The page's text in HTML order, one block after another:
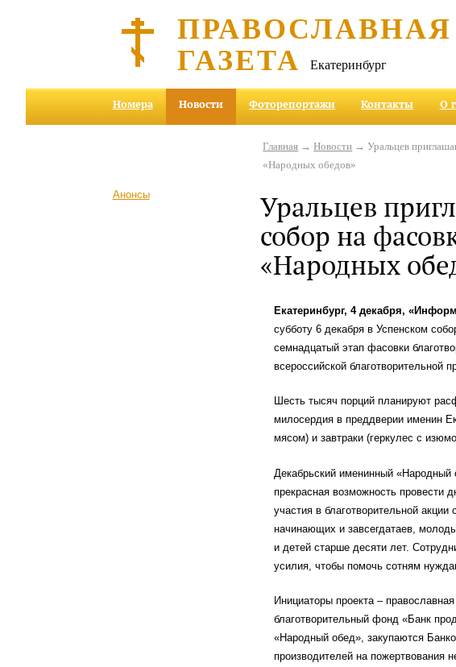
ПРАВОСЛАВНАЯ
ГАЗЕТА Екатеринбург
Номера Новости Фоторепортажи Контакты О
Анонсы
Главная →Новости → Уральцев
«Народных обедов»
Уральцев
собор на
«Народных
Екатеринбург, 4 декабря,
субботу 6 декабря в Успенском
семнадцатый этап фасовки
всероссийской благотворительной
Шесть тысяч порций планируют
милосердия в преддверии именин
мясом) и завтраки (геркулес с
Декабрьский именинный «Народный
прекрасная возможность провести
участия в благотворительной
начинающих и завсегдатаев,
и детей старше десяти лет.
усилия, чтобы помочь сотням
Инициаторы проекта –
благотворительный фонд «Банк
«Народный обед», закупаются
производителей на пожертвования